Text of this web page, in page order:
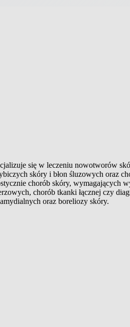
się w leczeniu nowotworów
skóry i błon śluzowych oraz
chorób skóry,
chorób tkanki łącznej czy
oraz boreliozy skóry.